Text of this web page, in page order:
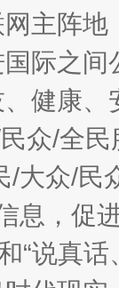
主阵
际之
健康
众/全
/大众/民
息，促
“说真